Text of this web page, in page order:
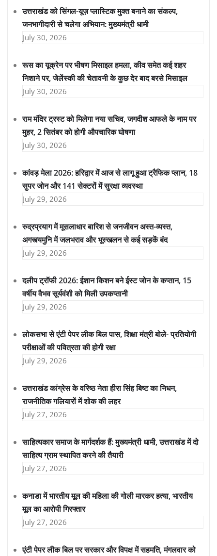
उत्तराखंड को सिंगल-यूज़ प्लास्टिक मुक्त बनाने का संकल्प,
जनभागीदारी से चलेगा अभियान: मुख्यमंत्री धामी
July 30, 2026
रूस का यूक्रेन पर भीषण मिसाइल हमला, कीव समेत कई शहर
निशाने पर, जेलेंस्की की चेतावनी के कुछ देर बाद बरसे मिसाइल
July 30, 2026
राम मंदिर ट्रस्ट को मिलेगा नया सचिव, जगदीश आफले के नाम पर
मुहर, 2 सितंबर को होगी औपचारिक घोषणा
July 30, 2026
कांवड़ मेला 2026: हरिद्वार में आज से लागू हुआ ट्रैफिक प्लान, 18
सुपर जोन और 141 सेक्टरों में सुरक्षा व्यवस्था
July 29, 2026
रुद्रप्रयाग में मूसलाधार बारिश से जनजीवन अस्त-व्यस्त,
अगस्त्यमुनि में जलभराव और भूस्खलन से कई सड़कें बंद
July 29, 2026
दलीप ट्रॉफी 2026: ईशान किशन बने ईस्ट जोन के कप्तान, 15
वर्षीय वैभव सूर्यवंशी को मिली उपकप्तानी
July 29, 2026
लोकसभा से एंटी पेपर लीक बिल पास, शिक्षा मंत्री बोले- प्रतियोगी
परीक्षाओं की पवित्रता की होगी रक्षा
July 29, 2026
उत्तराखंड कांग्रेस के वरिष्ठ नेता हीरा सिंह बिष्ट का निधन,
राजनीतिक गलियारों में शोक की लहर
July 27, 2026
साहित्यकार समाज के मार्गदर्शक हैं: मुख्यमंत्री धामी, उत्तराखंड में दो
साहित्य ग्राम स्थापित करने की तैयारी
July 27, 2026
कनाडा में भारतीय मूल की महिला की गोली मारकर हत्या, भारतीय
मूल का आरोपी गिरफ्तार
July 27, 2026
एंटी पेपर लीक बिल पर सरकार और विपक्ष में सहमति, मंगलवार को